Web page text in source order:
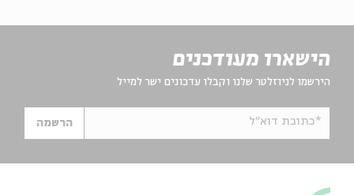
הישארו מעודכנים
הירשמו לניוזלטר שלנו וקבלו עדכונים ישר למייל
*כתובת דוא"ל הרשמה